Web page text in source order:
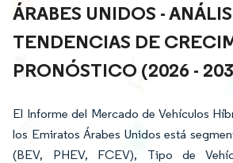
ÁRABES UNIDOS -
TENDENCIAS DE
PRONÓSTICO (2026 -
El Informe del Mercado de Vehículos
los Emiratos Árabes Unidos está
(BEV, PHEV, FCEV), Tipo de